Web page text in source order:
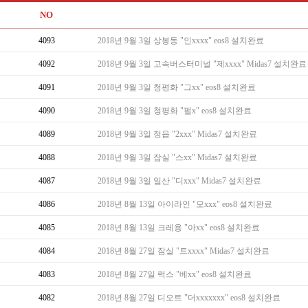
NO
4093 2018년 9월 3일 상봉동 "인xxxx" eos8 설치완료
4092 2018년 9월 3일 고속버스터미널 "제xxxx" Midas7 설치완료
4091 2018년 9월 3일 청평화 "그xx" eos8 설치완료
4090 2018년 9월 3일 청평화 "펄x" eos8 설치완료
4089 2018년 9월 3일 정읍 "2xxx" Midas7 설치완료
4088 2018년 9월 3일 잠실 "스xx" Midas7 설치완료
4087 2018년 9월 3일 일산 "디xxx" Midas7 설치완료
4086 2018년 8월 13일 아이라인 "모xxx" eos8 설치완료
4085 2018년 8월 13일 크레용 "아xx" eos8 설치완료
4084 2018년 8월 27일 잠실 "트xxxx" Midas7 설치완료
4083 2018년 8월 27일 럭스 "베xx" eos8 설치완료
4082 2018년 8월 27일 디오트 "더xxxxxxx" eos8 설치완료